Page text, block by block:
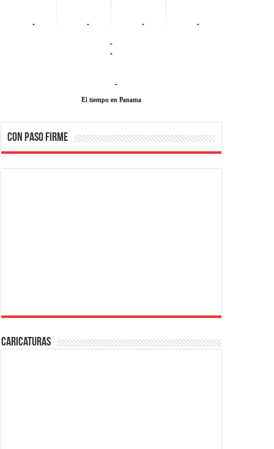
- - - -
-
-
-
El tiempo en Panama
CON PASO FIRME
Caricaturas